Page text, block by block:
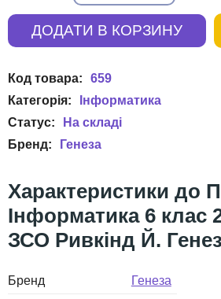
659
Інформатика
Генеза
Інформатика 6 клас
ЗСО Ривкінд Й.
Бренд
Генеза